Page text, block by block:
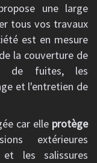
une large
tous vos travaux
est en mesure
la couverture de
de fuites, les
et l'entretien de
car elle protège
extérieures
les salissures